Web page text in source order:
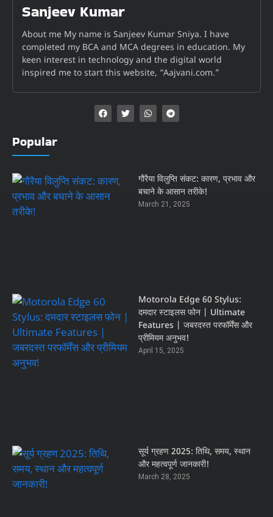
Sanjeev Kumar
About me My name is Sanjeev Kumar Sniya. I have
completed my BCA and MCA degrees in education. My
keen interest in technology and the digital world
inspired me to start this website, “Aajvani.com.”
Popular
गौरैया विलुप्ति संकट: कारण, प्रभाव और
बचाने के आसान तरीके!
March 21, 2025
Motorola Edge 60 Stylus:
दमदार स्टाइलस फोन | Ultimate
Features | जबरदस्त परफॉर्मेंस और
प्रीमियम अनुभव!
April 15, 2025
सूर्य ग्रहण 2025: तिथि, समय, स्थान
और महत्वपूर्ण जानकारी!
March 28, 2025